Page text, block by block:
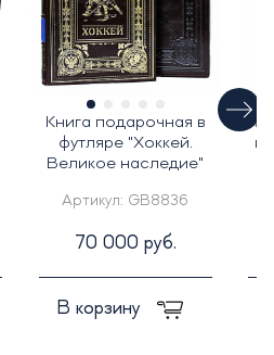
Книга подарочная в
футляре "Хоккей.
Великое наследие"
Артикул: GB8836
70 000 руб.
В корзину